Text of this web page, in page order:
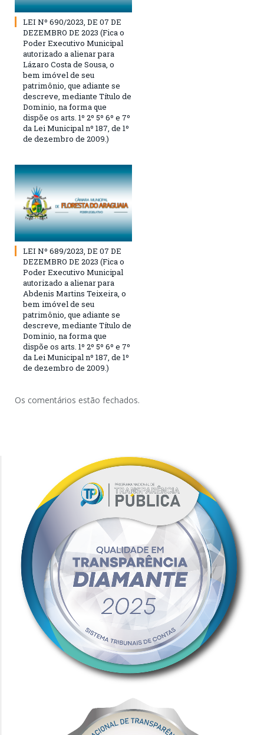
LEI Nº 690/2023, DE 07 DE
DEZEMBRO DE 2023 (Fica o
Poder Executivo Municipal
autorizado a alienar para
Lázaro Costa de Sousa, o
bem imóvel de seu
patrimônio, que adiante se
descreve, mediante Título de
Dominio, na forma que
dispõe os arts. 1º 2º 5º 6º e 7º
da Lei Municipal nº 187, de 1º
de dezembro de 2009.)
LEI Nº 689/2023, DE 07 DE
DEZEMBRO DE 2023 (Fica o
Poder Executivo Municipal
autorizado a alienar para
Abdenis Martins Teixeira, o
bem imóvel de seu
patrimônio, que adiante se
descreve, mediante Título de
Dominio, na forma que
dispõe os arts. 1º 2º 5º 6º e 7º
da Lei Municipal nº 187, de 1º
de dezembro de 2009.)
Os comentários estão fechados.